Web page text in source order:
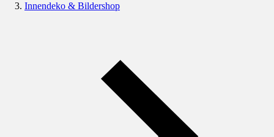
Innendeko & Bildershop